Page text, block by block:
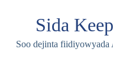
Sida
Soo dejinta